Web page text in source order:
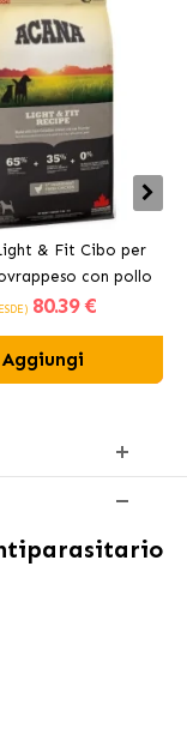
& Fit Cibo per
con pollo
fresco
80.39 €
Aggiungi